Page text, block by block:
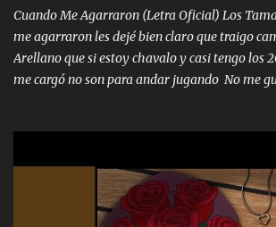
Cuando Me Agarraron (Letra Oficial) Los
me agarraron les dejé bien claro que traigo
Arellano que si estoy chavalo y casi tengo los
me cargó no son para andar jugando No me
Yo Soy El De Las Pacas Sobrino Del Brazo
fajado y mi R terciado me van a ver allá por TJ
mando un abrazo andamos al cien Choritas